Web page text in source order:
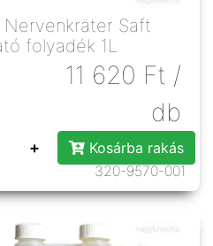
Nervenkräter Saft
folyadék 1L
11 620 Ft /
db
+
Kosárba rakás
320-9570-001